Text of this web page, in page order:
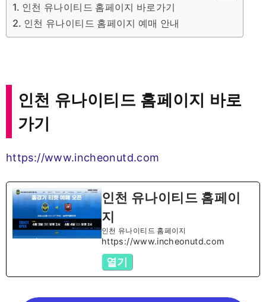
인천 유나이티드 홈페이지 바로가기
인천 유나이티드 홈페이지 예매 안내
인천 유나이티드 홈페이지 바로
가기
https://www.incheonutd.com
인천 유나이티드 홈페이
지
인천 유나이티드 홈페이지
https://www.incheonutd.com
열기